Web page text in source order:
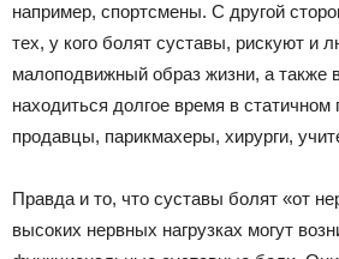
например, спортсмены. С другой
тех, у кого болят суставы, рискуют и
малоподвижный образ жизни, а также
находиться долгое время в статичном
продавцы, парикмахеры, хирурги,
Правда и то, что суставы болят «от
высоких нервных нагрузках могут